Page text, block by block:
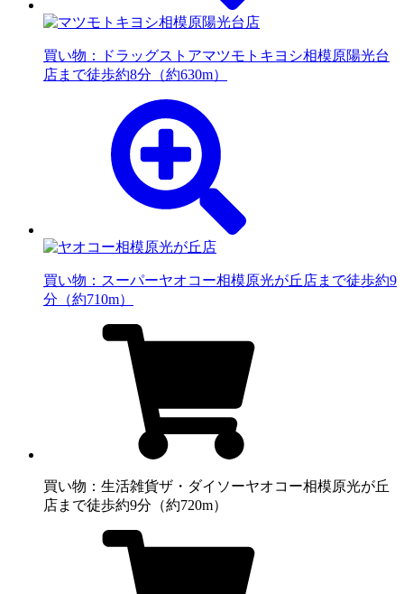
買い物：ドラッグストアマツモトキヨシ相模原陽光台
店まで徒歩約8分（約630m）
買い物：スーパーヤオコー相模原光が丘店まで徒歩約9
分（約710m）
買い物：生活雑貨ザ・ダイソーヤオコー相模原光が丘
店まで徒歩約9分（約720m）